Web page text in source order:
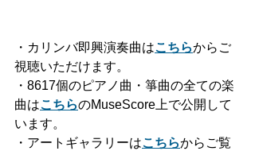
・カリンバ即興演奏曲はこちらからご
視聴いただけます。
・8617個のピアノ曲・箏曲の全ての楽
曲はこちらのMuseScore上で公開して
います。
・アートギャラリーはこちらからご覧